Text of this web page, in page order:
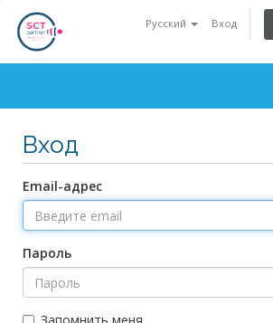
Русский Вход
Вход
Email-адрес
Пароль